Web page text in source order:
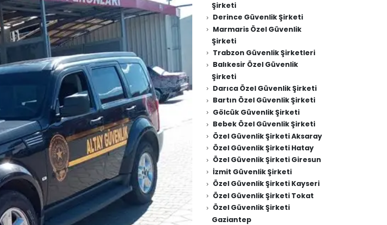
Şirketi
Derince Güvenlik Şirketi
Marmaris Özel Güvenlik
Şirketi
Trabzon Güvenlik Şirketleri
Balıkesir Özel Güvenlik
Şirketi
Darıca Özel Güvenlik Şirketi
Bartın Özel Güvenlik Şirketi
Gölcük Güvenlik Şirketi
Bebek Özel Güvenlik Şirketi
Özel Güvenlik Şirketi Aksaray
Özel Güvenlik Şirketi Hatay
Özel Güvenlik Şirketi Giresun
İzmit Güvenlik Şirketi
Özel Güvenlik Şirketi Kayseri
Özel Güvenlik Şirketi Tokat
Özel Güvenlik Şirketi
Gaziantep